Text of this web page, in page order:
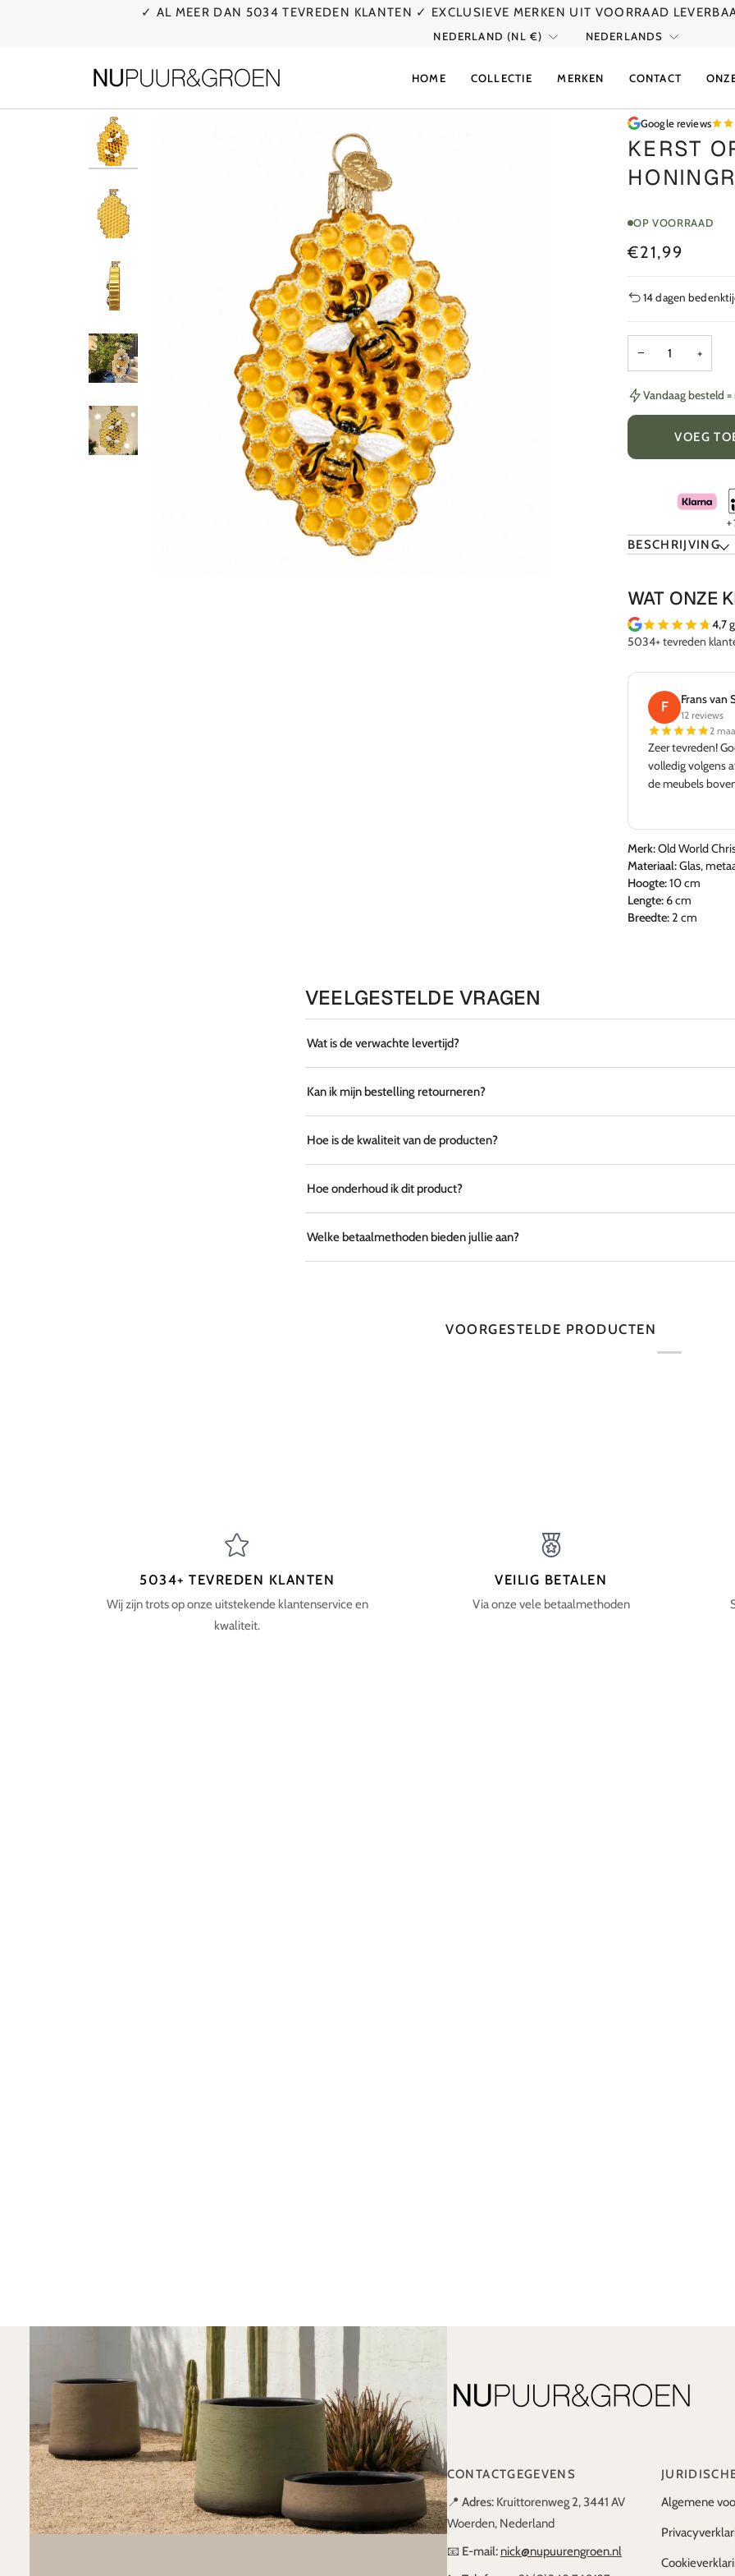
✓ AL MEER DAN 5034 TEVREDEN KLANTEN ✓ EXCLUSIEVE MERKEN UIT VOORRAAD
VALUTA
NEDERLAND (NL €) TAAL
NEDERLANDS
HOME COLLECTIE MERKEN CONTACT
Google reviews
KERST
OP VOORRAAD
€21,99
14 dagen
− +
Vandaag besteld
VOEG
BESCHRIJVING
WAT ONZE
4,7
5034+ tevreden
Zeer tevreden! Goede adviezen en levering
volledig volgens afspraak in Spanje. Kwaliteit van
Merk:Old World
Materiaal:Glas,
Hoogte:10 cm
Lengte: 6 cm
Breedte: 2 cm
VEELGESTELDE VRAGEN
Wat is de verwachte levertijd?
Kan ik mijn bestelling retourneren?
Hoe is de kwaliteit van de producten?
Hoe onderhoud ik dit product?
Welke betaalmethoden bieden jullie aan?
VOORGESTELDE PRODUCTEN
5034+ TEVREDEN KLANTEN
Wij zijn trots op onze uitstekende klantenservice en
kwaliteit.
VEILIG BETALEN
Via onze vele betaalmethoden
CONTACTGEGEVENS
📍 Adres:Kruittorenweg 2, 3441 AV
Woerden, Nederland
📧 E-mail: nick@nupuurengroen.nl
Algemene